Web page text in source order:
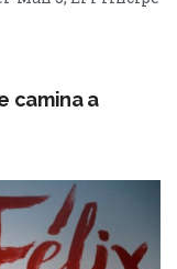
otros. En el
series y
camina a